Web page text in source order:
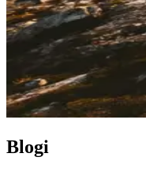
Blogi